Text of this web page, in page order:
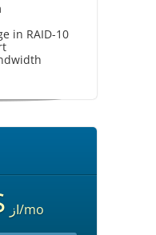
in RAID-10
از/mo